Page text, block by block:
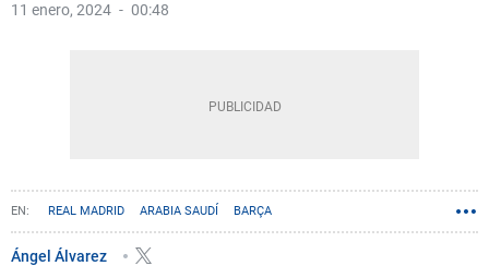
11 enero, 2024 00:48
REAL MADRID ARABIA SAUDÍ BARÇA
REAL FEDERACIÓN ESPAÑOLA DE FÚTBOL (RFEF)
Ángel Álvarez